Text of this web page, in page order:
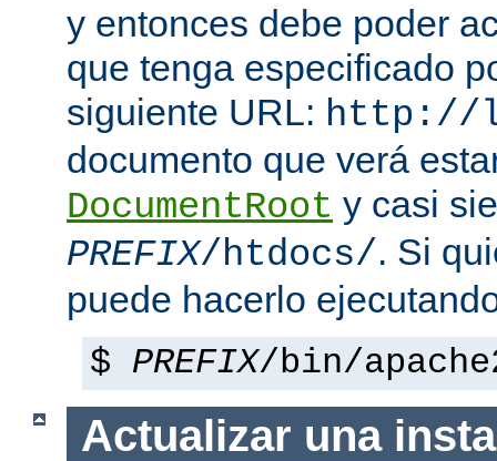
y entonces debe poder
que tenga especificado
siguiente URL: http://
documento que verá
DocumentRoot y casi
PREFIX/htdocs/. Si
puede hacerlo
$ PREFIX/bin/
Actualizar una